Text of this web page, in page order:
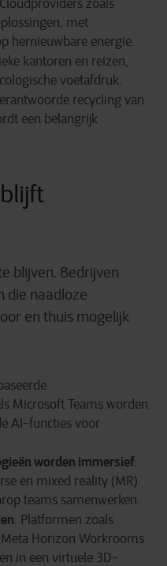
zoals
met
hernieuwbare energie.
kantoren en reizen,
voetafdruk.
recycling van
een belangrijk
blijven. Bedrijven
die naadloze
en thuis mogelijk
Microsoft Teams worden
AI-functies voor
worden immersief:
en mixed reality (MR)
teams samenwerken.
: Platformen zoals
Horizon Workrooms
in een virtuele 3D-